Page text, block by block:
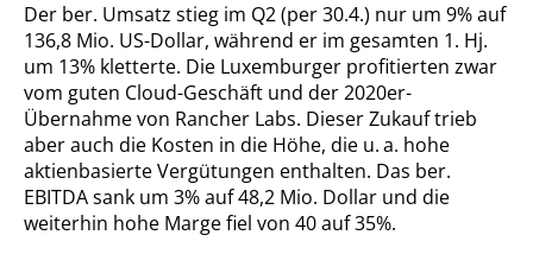
Der ber. Umsatz stieg im Q2 (per 30.4.) nur um 9% auf
136,8 Mio. US-Dollar, während er im gesamten 1. Hj.
um 13% kletterte. Die Luxemburger profitierten zwar
vom guten Cloud-Geschäft und der 2020er-
Übernahme von Rancher Labs. Dieser Zukauf trieb
aber auch die Kosten in die Höhe, die u. a. hohe
aktienbasierte Vergütungen enthalten. Das ber.
EBITDA sank um 3% auf 48,2 Mio. Dollar und die
weiterhin hohe Marge fiel von 40 auf 35%.